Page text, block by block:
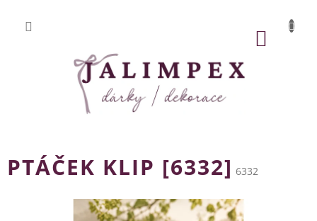
obsah
PTÁČEK KLIP [6332] 6332